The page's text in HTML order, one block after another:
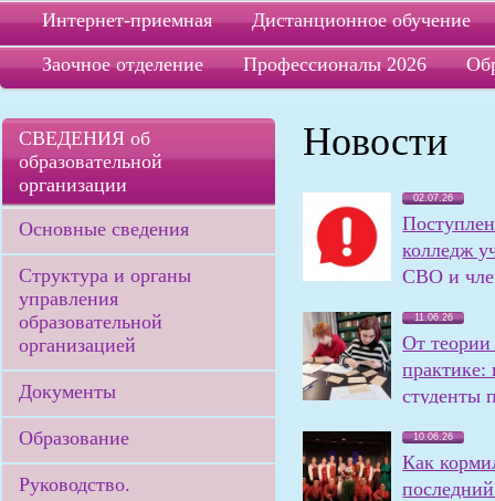
Интернет-приемная
Дистанционное обучение
Заочное отделение
Профессионалы 2026
СВЕДЕНИЯ об
образовательной
организации
Основные сведения
Структура и органы
управления
образовательной
организацией
Документы
Образование
Руководство.
Новости
02.07.26
колледж
СВО и
11.06.26
От теории
студенты
10.06.26
Как